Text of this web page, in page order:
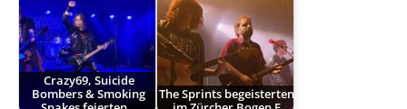
Crazy69, Suicide
Bombers & Smoking
The Sprints begeisterten